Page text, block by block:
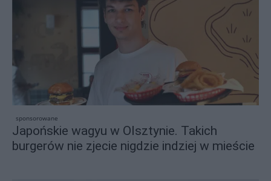
sponsorowane
Japońskie wagyu w Olsztynie. Takich
burgerów nie zjecie nigdzie indziej w mieście